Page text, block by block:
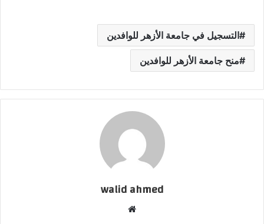
التسجيل في جامعة الأزهر للوافدين
منح جامعة الأزهر للوافدين
walid ahmed